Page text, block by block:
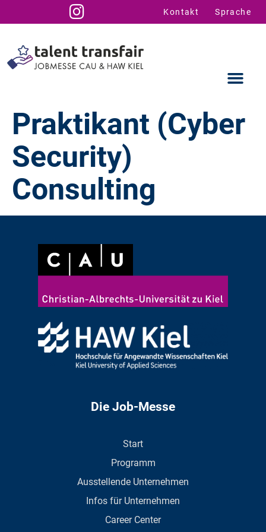
Kontakt Sprache
Praktikant (Cyber
Security)
Consulting
Die Job-Messe
Start
Programm
Ausstellende Unternehmen
Infos für Unternehmen
Career Center